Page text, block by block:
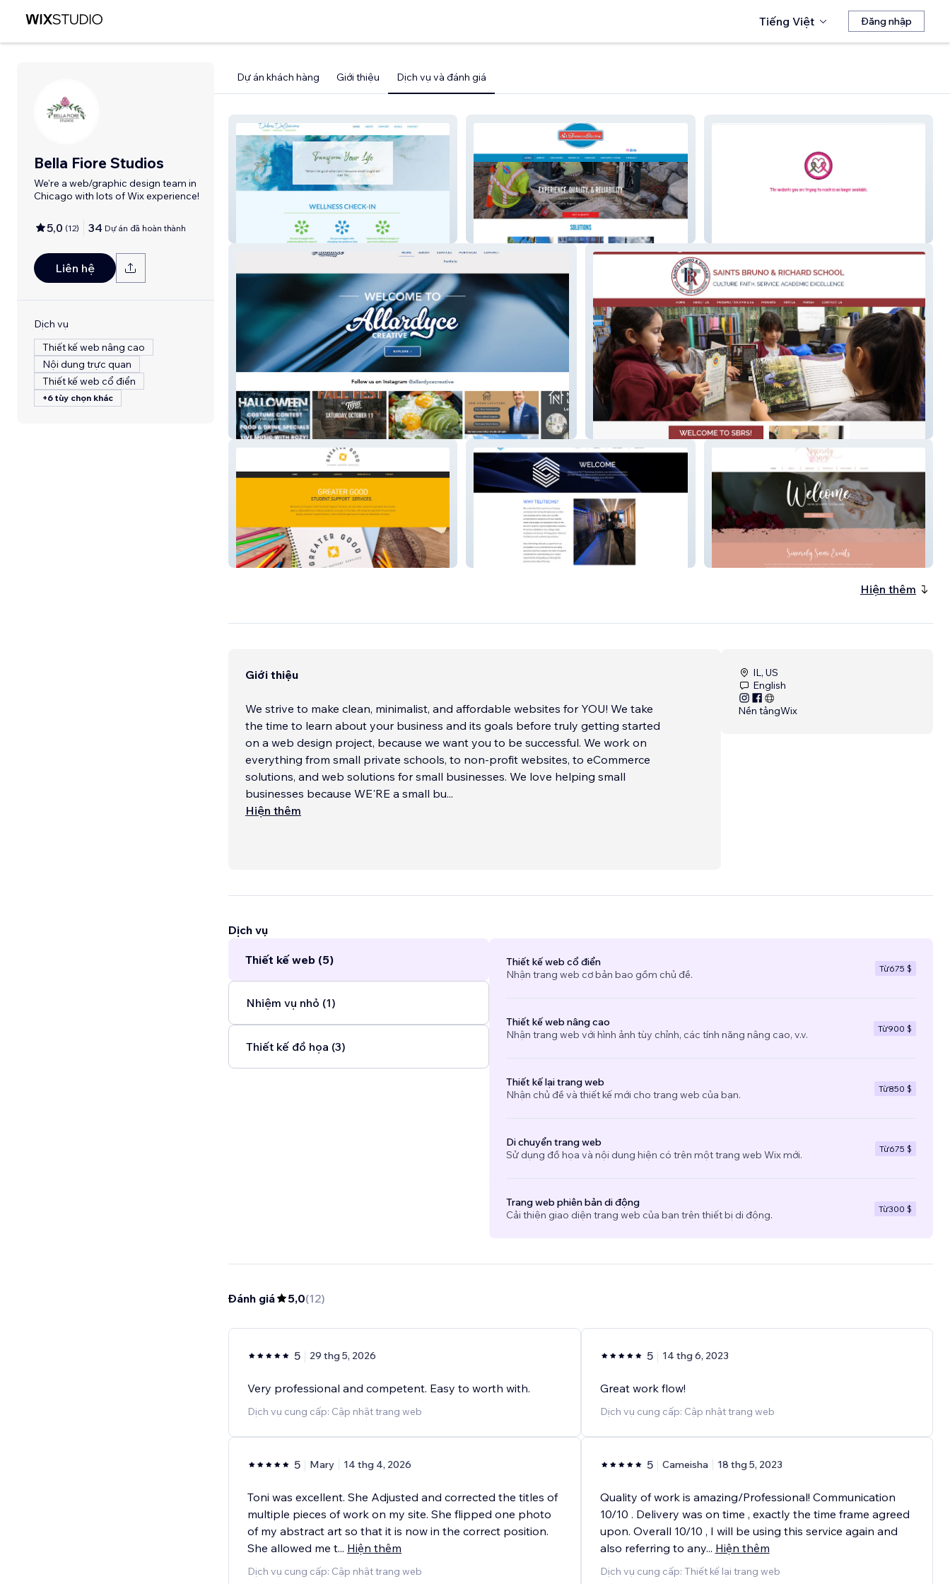
Tiếng Việt Đăng nhập
Bella Fiore Studios
We're a web/graphic design team in
Chicago with lots of Wix experience!
5,0 (12) 34 Dự án đã hoàn thành
Liên hệ
Dịch vụ
Thiết kế web nâng cao
Nội dung trực quan
Thiết kế web cổ điển
+6 tùy chọn khác
Dự án khách hàng Giới thiệu Dịch vụ và đánh giá
Dolores DeGiacomo
Allardyce Creative St Bruno Richard
Greater Good SincerelySamiEvents
Hiện thêm
Giới thiệu
We strive to make clean, minimalist, and affordable websites for YOU! We take
the time to learn about your business and its goals before truly getting started
on a web design project, because we want you to be successful. We work on
everything from small private schools, to non-profit websites, to eCommerce
solutions, and web solutions for small businesses. We love helping small
businesses because WE'RE a small bu...
Hiện thêm
IL, US
English
Nền tảngWix
Dịch vụ
Thiết kế web (5)
Nhiệm vụ nhỏ (1)
Thiết kế đồ họa (3)
Thiết kế web cổ điển
Nhận trang web cơ bản bao gồm chủ đề.
Từ675 $
Thiết kế web nâng cao
Nhận trang web với hình ảnh tùy chỉnh, các tính năng nâng cao, v.v.
Từ900 $
Thiết kế lại trang web
Nhận chủ đề và thiết kế mới cho trang web của bạn.
Từ850 $
Di chuyển trang web
Sử dụng đồ họa và nội dung hiện có trên một trang web Wix mới.
Từ675 $
Trang web phiên bản di động
Cải thiện giao diện trang web của bạn trên thiết bị di động.
Từ300 $
Đánh giá 5,0(12)
5 29 thg 5, 2026
Very professional and competent. Easy to worth with.
Dịch vụ cung cấp: Cập nhật trang web
5 Mary 14 thg 4, 2026
Toni was excellent. She Adjusted and corrected the titles of
multiple pieces of work on my site. She flipped one photo
of my abstract art so that it is now in the correct position.
She allowed me t... Hiện thêm
Dịch vụ cung cấp: Cập nhật trang web
5 14 thg 6, 2023
Great work flow!
Dịch vụ cung cấp: Cập nhật trang web
5 Cameisha 18 thg 5, 2023
Quality of work is amazing/Professional! Communication
10/10 . Delivery was on time , exactly the time frame agreed
upon. Overall 10/10 , I will be using this service again and
also referring to any... Hiện thêm
Dịch vụ cung cấp: Thiết kế lại trang web